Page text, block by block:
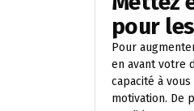
pour
Pour
en avant votre
capacité à
motivation. De